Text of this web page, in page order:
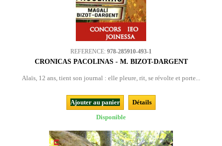
REFERENCE: 978-285910-493-1
CRONICAS PACOLINAS - M. BIZOT-DARGENT
Alaïs, 12 ans, tient son journal : elle pleure, rit, se révolte et porte...
Ajouter au panier
Détails
Disponible